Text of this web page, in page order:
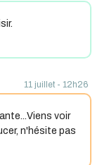
11 juillet - 12h26
voir
n'hésite pas